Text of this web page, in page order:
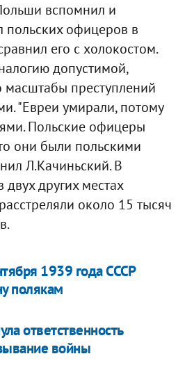
вспомнил и
польских офицеров в
его с холокостом.
допустимой,
масштабы преступлений
"Евреи умирали, потому
Польские офицеры
они были польскими
Л.Качиньский. В
других местах
около 15 тысяч
1939 года СССР
полякам
ответственность
войны